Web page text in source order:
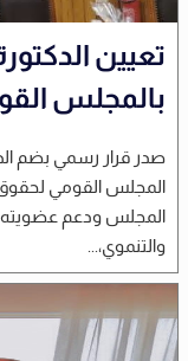
تعيين
بالمجلس
صدر قرار رسمي بضم
المجلس القومي
المجلس ودعم عضويته
والتنموي،...